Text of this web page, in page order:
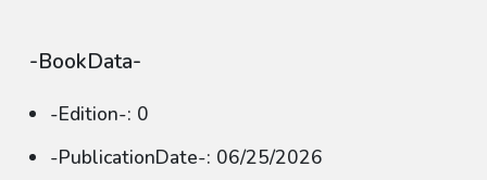
-BookData-
-Edition-: 0
-PublicationDate-: 06/25/2026